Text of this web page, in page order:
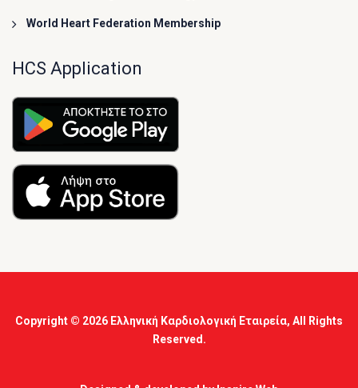
World Heart Federation Membership
HCS Application
Copyright © 2026 Ελληνική Καρδιολογική Εταιρεία, All Rights
Reserved.